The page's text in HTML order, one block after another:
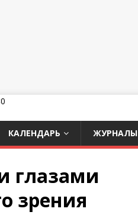
КАЛЕНДАРЬ ЖУРНАЛЫ
глазами
зрения